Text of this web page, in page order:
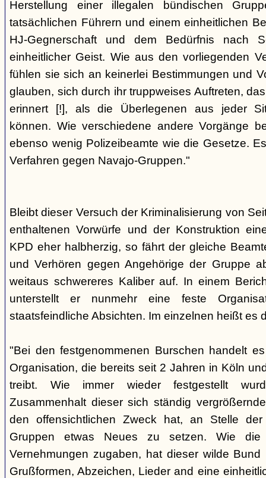
Herstellung einer illegalen bündischen
tatsächlichen Führern und einem einheitlichen
HJ-Gegnerschaft und dem Bedürfnis nach
einheitlicher Geist. Wie aus den vorliegenden
fühlen sie sich an keinerlei Bestimmungen und
glauben, sich durch ihr truppweises Auftreten,
erinnert [!], als die Überlegenen aus jeder
können. Wie verschiedene andere Vorgänge
ebenso wenig Polizeibeamte wie die Gesetze.
Verfahren gegen Navajo-Gruppen."
Bleibt dieser Versuch der Kriminalisierung von
enthaltenen Vorwürfe und der Konstruktion
KPD eher halbherzig, so fährt der gleiche
und Verhören gegen Angehörige der Gruppe
weitaus schwereres Kaliber auf. In einem
unterstellt er nunmehr eine feste
staatsfeindliche Absichten. Im einzelnen heißt es
"Bei den festgenommenen Burschen handelt
Organisation, die bereits seit 2 Jahren in Köln
treibt. Wie immer wieder festgestellt
Zusammenhalt dieser sich ständig
den offensichtlichen Zweck hat, an Stelle der
Gruppen etwas Neues zu setzen. Wie die
Vernehmungen zugaben, hat dieser wilde
Grußformen, Abzeichen, Lieder and eine